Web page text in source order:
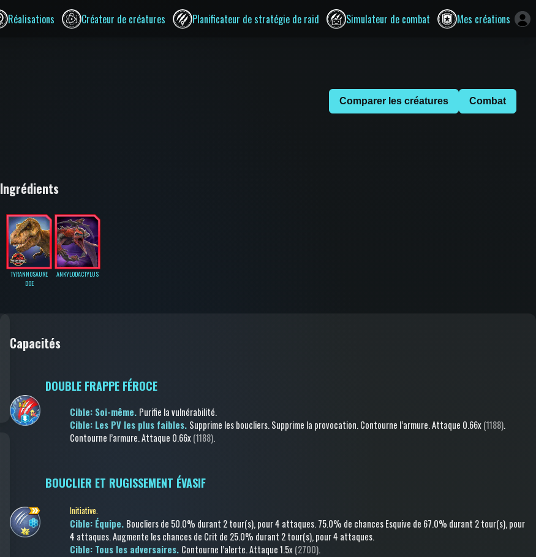
Réalisations Créateur de créatures Planificateur de stratégie de raid Simulateur de combat Mes créations
Ingrédients
TYRANNOSAURE
DOE
ANKYLODACTYLUS
Comparer les créatures Combat
Capacités
DOUBLE FRAPPE FÉROCE
Cible: Soi-même. Purifie la vulnérabilité.
Cible: Les PV les plus faibles. Supprime les boucliers.Supprime la provocation.Contourne l’armure.Attaque 0.66x(1188).
Contourne l’armure.Attaque 0.66x(1188).
BOUCLIER ET RUGISSEMENT ÉVASIF
Initiative.
Cible: Équipe. Boucliersde 50.0% durant 2 tour(s), pour 4 attaques.75.0% de chancesEsquive de 67.0% durant 2 tour(s), pour
4 attaques.Augmente les chances de Crit de 25.0% durant 2 tour(s), pour 4 attaques.
Cible: Tous les adversaires. Contourne l’alerte.Attaque1.5x(2700).